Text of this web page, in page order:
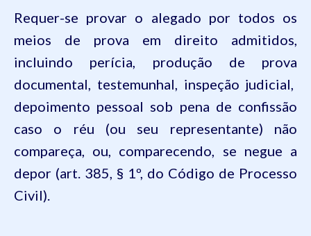
Requer-se provar o alegado por todos os
meios de prova em direito admitidos,
incluindo
perícia, produção de prova
documental, testemunhal, inspeção judicial,
depoimento pessoal sob pena de confissão
caso o réu (ou seu representante) não
compareça, ou, comparecendo, se negue a
depor (art. 385, § 1º, do Código de Processo
Civil).